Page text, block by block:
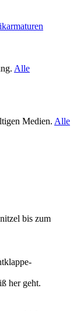
Alle
Medien. Alle
bis zum
her geht.